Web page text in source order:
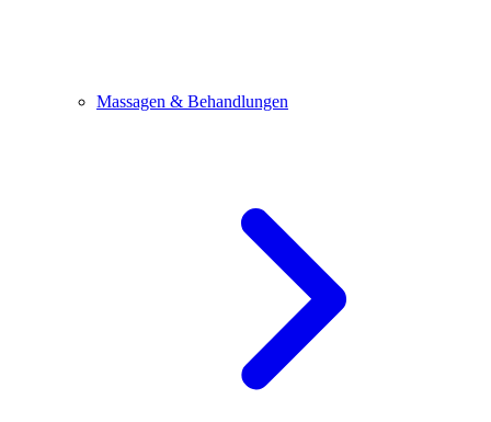
Massagen & Behandlungen